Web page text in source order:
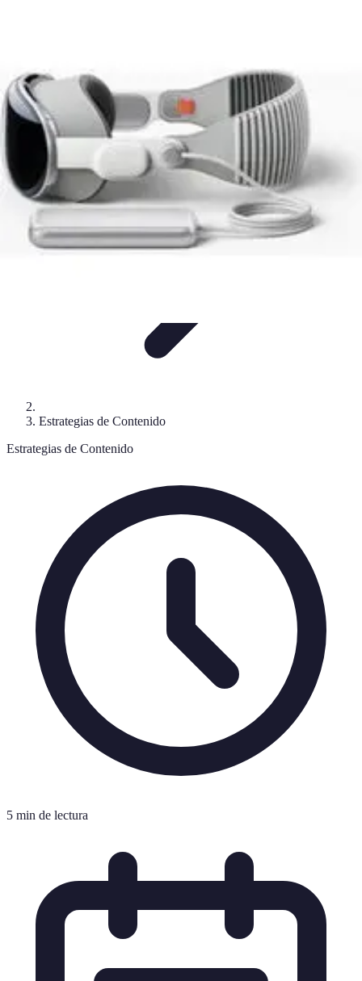
Publica y Comparte
Estrategias de Contenido
Estrategias de Contenido
5 min de lectura